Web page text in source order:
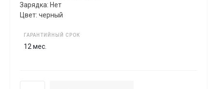
Зарядка: Нет
Цвет: черный
ГАРАНТИЙНЫЙ СРОК
12 мес.